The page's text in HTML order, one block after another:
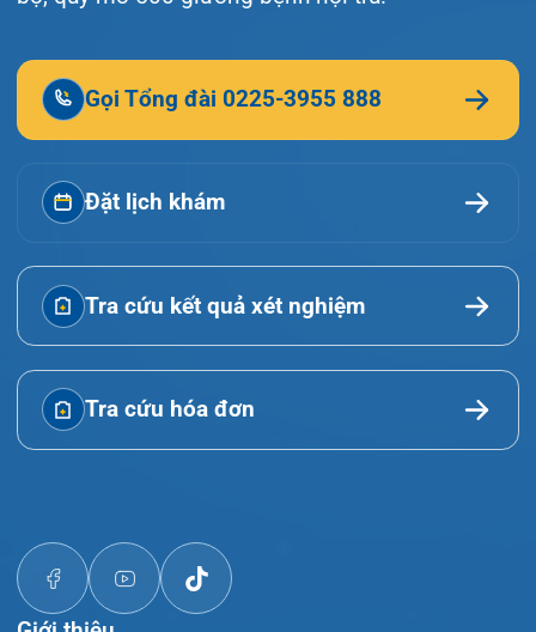
© Bệnh viện đa khoa Quốc tế Hải Phòng - HIH. All